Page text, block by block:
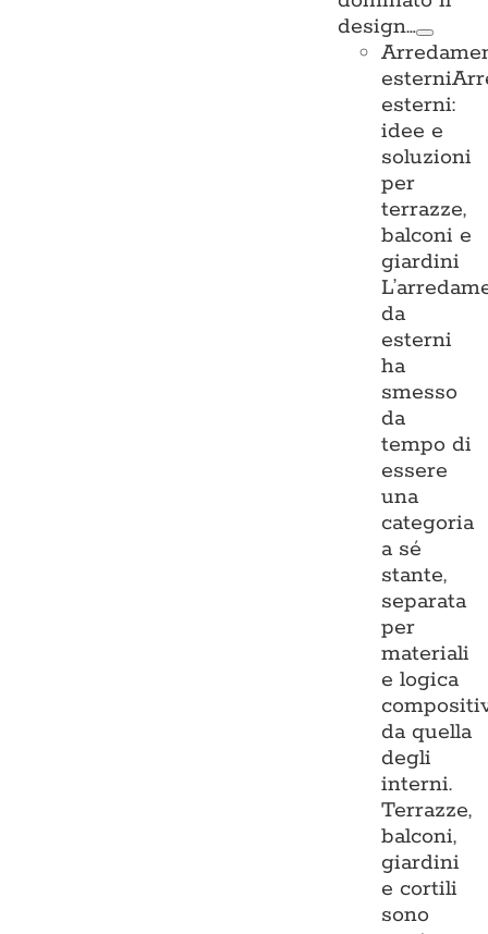
design…
esterni
esterni:
idee e
soluzioni
per
terrazze,
balconi e
giardini
da
esterni
ha
smesso
da
tempo di
essere
una
categoria
a sé
stante,
separata
per
materiali
e logica
da quella
degli
interni.
Terrazze,
balconi,
giardini
e cortili
sono